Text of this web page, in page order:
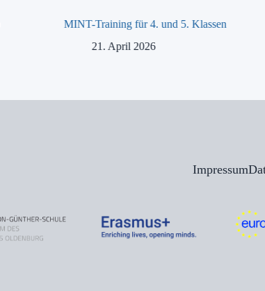
MINT-Training für 4. und 5. Klassen
21. April 2026
Impressum